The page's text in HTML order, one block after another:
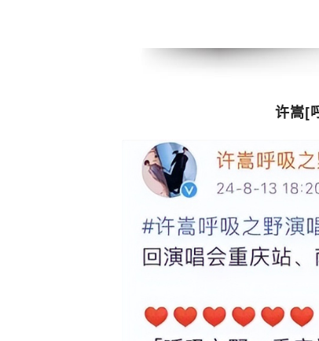
许嵩[